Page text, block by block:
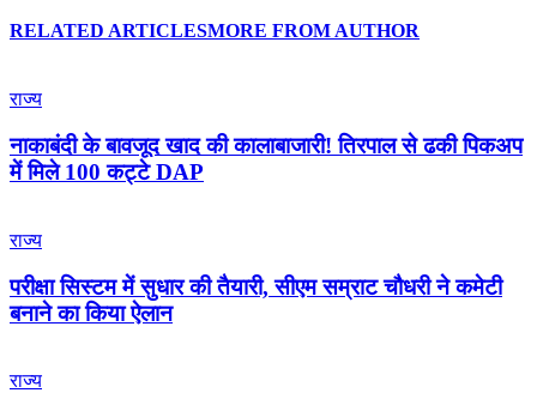
RELATED ARTICLESMORE FROM AUTHOR
राज्य
नाकाबंदी के बावजूद खाद की कालाबाजारी! तिरपाल से ढकी पिकअप
में मिले 100 कट्टे DAP
राज्य
परीक्षा सिस्टम में सुधार की तैयारी, सीएम सम्राट चौधरी ने कमेटी
बनाने का किया ऐलान
राज्य